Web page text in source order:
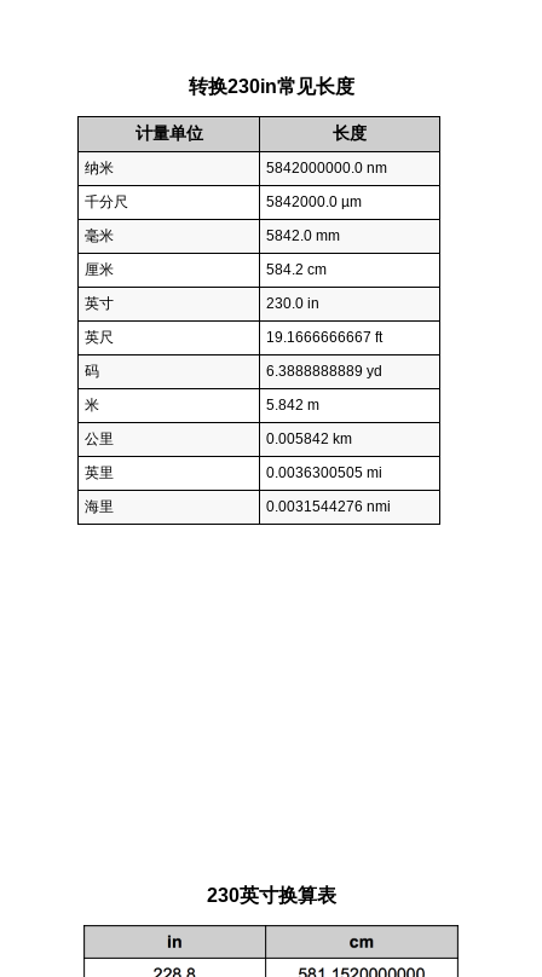
转换230in常见长度
计量单位 长度
纳米
5842000000.0 nm
千分尺
5842000.0 µm
毫米
5842.0 mm
厘米
584.2 cm
英寸
230.0 in
英尺
19.1666666667 ft
码
6.3888888889 yd
米
5.842 m
公里
0.005842 km
英里
0.0036300505 mi
海里
0.0031544276 nmi
230英寸换算表